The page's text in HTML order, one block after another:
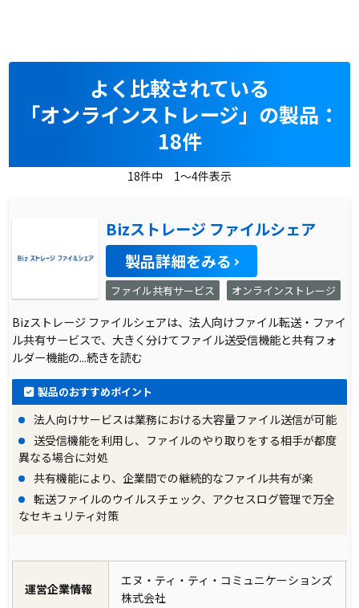
よく比較されている
「オンラインストレージ」の製品：
18件
18件中 1～4件表示
Bizストレージ ファイルシェア
製品詳細をみる
ファイル共有サービス オンラインストレージ
Bizストレージ ファイルシェアは、法人向けファイル転送・ファイ
ル共有サービスで、大きく分けてファイル送受信機能と共有フォ
ルダー機能の...続きを読む
製品のおすすめポイント
法人向けサービスは業務における大容量ファイル送信が可能
送受信機能を利用し、ファイルのやり取りをする相手が都度
異なる場合に対処
共有機能により、企業間での継続的なファイル共有が楽
転送ファイルのウイルスチェック、アクセスログ管理で万全
なセキュリティ対策
運営企業情報
エヌ・ティ・ティ・コミュニケーションズ
株式会社